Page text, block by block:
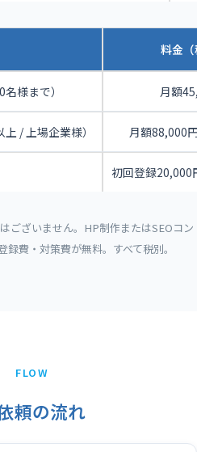
料金
様まで） 月額
/ 上場企業様） 月額88,000
初回登録20,000
ございません。HP制作またはSEOコン
録費・対策費が無料。すべて税別。
FLOW
頼の流れ